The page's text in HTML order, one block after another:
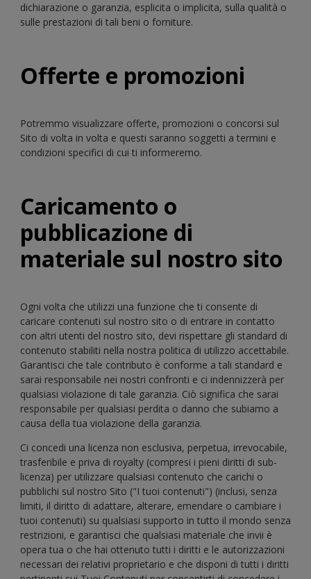
dichiarazione o garanzia, esplicita o implicita, sulla qualità o
sulle prestazioni di tali beni o forniture.
Offerte e promozioni
Potremmo visualizzare offerte, promozioni o concorsi sul
Sito di volta in volta e questi saranno soggetti a termini e
condizioni specifici di cui ti informeremo.
Caricamento o
pubblicazione di
materiale sul nostro sito
Ogni volta che utilizzi una funzione che ti consente di
caricare contenuti sul nostro sito o di entrare in contatto
con altri utenti del nostro sito, devi rispettare gli standard di
contenuto stabiliti nella nostra politica di utilizzo accettabile.
Garantisci che tale contributo è conforme a tali standard e
sarai responsabile nei nostri confronti e ci indennizzerà per
qualsiasi violazione di tale garanzia. Ciò significa che sarai
responsabile per qualsiasi perdita o danno che subiamo a
causa della tua violazione della garanzia.
Ci concedi una licenza non esclusiva, perpetua, irrevocabile,
trasferibile e priva di royalty (compresi i pieni diritti di sub-
licenza) per utilizzare qualsiasi contenuto che carichi o
pubblichi sul nostro Sito ("I tuoi contenuti") (inclusi, senza
limiti, il diritto di adattare, alterare, emendare o cambiare i
tuoi contenuti) su qualsiasi supporto in tutto il mondo senza
restrizioni, e garantisci che qualsiasi materiale che invii è
opera tua o che hai ottenuto tutti i diritti e le autorizzazioni
necessari dei relativi proprietario e che disponi di tutti i diritti